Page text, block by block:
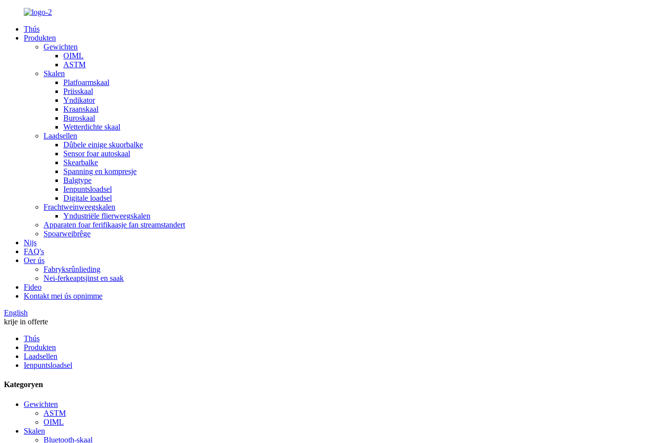
Thús
Produkten
Gewichten
OIML
ASTM
Skalen
Platfoarmskaal
Priisskaal
Yndikator
Kraanskaal
Buroskaal
Wetterdichte skaal
Laadsellen
Dûbele einige skuorbalke
Sensor foar autoskaal
Skearbalke
Spanning en kompresje
Balgtype
Ienpuntsloadsel
Digitale loadsel
Frachtweinweegskalen
Yndustriële flierweegskalen
Apparaten foar ferifikaasje fan streamstandert
Spoarweibrêge
Nijs
FAQ's
Oer ús
Fabryksrûnlieding
Nei-ferkeaptsjinst en saak
Fideo
Kontakt mei ús opnimme
English
krije in offerte
Thús
Produkten
Laadsellen
Ienpuntsloadsel
Kategoryen
Gewichten
ASTM
OIML
Skalen
Bluetooth-skaal